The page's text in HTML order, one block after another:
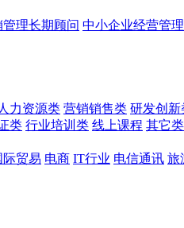
管理长期顾问 中小企业经营管
人力资源类 营销销售类 研发创新
类 行业培训类 线上课程 其它
际贸易 电商 IT行业 电信通讯 旅